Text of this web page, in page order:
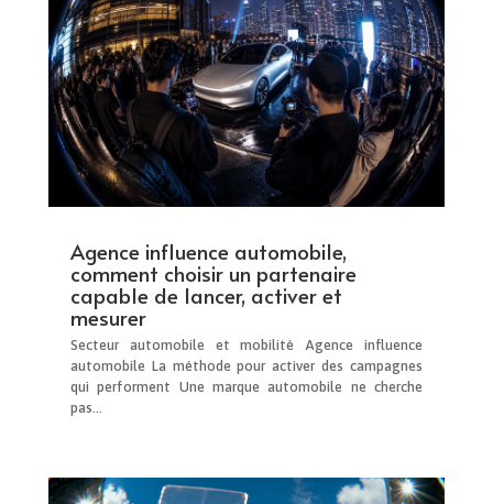
Agence influence automobile,
comment choisir un partenaire
capable de lancer, activer et
mesurer
Secteur automobile et mobilité Agence influence
automobile La méthode pour activer des campagnes
qui performent Une marque automobile ne cherche
pas...